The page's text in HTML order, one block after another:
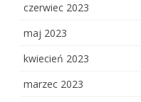
czerwiec 2023
maj 2023
kwiecień 2023
marzec 2023